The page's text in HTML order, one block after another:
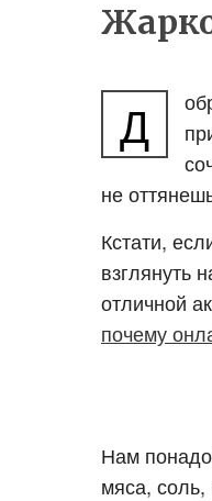
Д
не
Кстати,
взглянуть
отличной
почему
Нам
мяса, соль,